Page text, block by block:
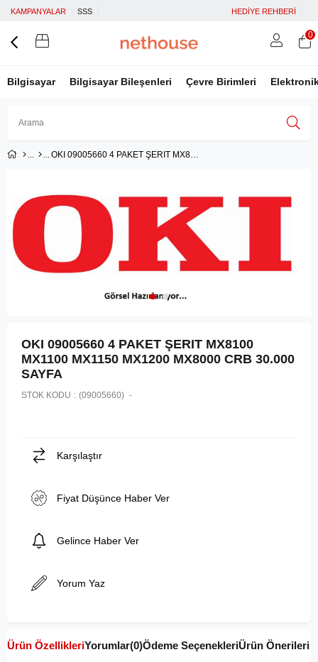
KAMPANYALAR SSS HEDİYE REHBERİ
Bilgisayar Bilgisayar Bileşenleri Çevre Birimleri
0
OKI 09005660 4 PAKET ŞERIT MX8100 MX1100 MX1150 MX1200 MX8000 CRB 30.000 SAYFA
OKI 09005660 4 PAKET ŞERIT MX8100
MX1100 MX1150 MX1200 MX8000 CRB 30.000
SAYFA
STOK KODU (09005660)
Karşılaştır
Fiyat Düşünce Haber Ver
Gelince Haber Ver
Yorum Yaz
Ürün ÖzellikleriYorumlar(0)Ödeme SeçenekleriÜrün Önerileri